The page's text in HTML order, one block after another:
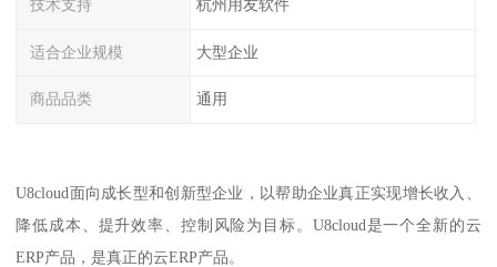
技术支持 杭州用友软件
适合企业规模 大型企业
商品品类 通用
U8cloud面向成长型和创新型企业，以帮助企业真正实现增长收入、
降低成本、提升效率、控制风险为目标。U8cloud是一个全新的云
ERP产品，是真正的云ERP产品。